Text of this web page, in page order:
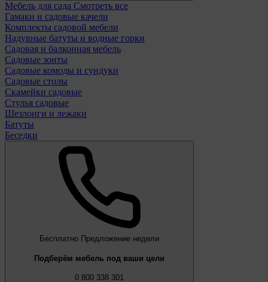
Мебель для сада Смотреть все
Гамаки и садовые качели
Комплекты садовой мебели
Надувные батуты и водные горки
Садовая и балконная мебель
Садовые зонты
Садовые комоды и сундуки
Садовые столы
Скамейки садовые
Стулья садовые
Шезлонги и лежаки
Батуты
Беседки
Бесплатно Предложение недели
Подберём мебель под ваши цели
0 800 338 301